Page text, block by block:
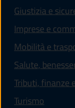
Giustizia e
Imprese e
Mobilità e
Salute,
Tributi, finanze
Turismo